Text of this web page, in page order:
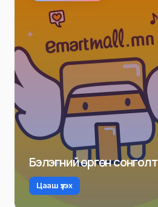
Бэлэгний өргөн сонголт
Цааш үзэх